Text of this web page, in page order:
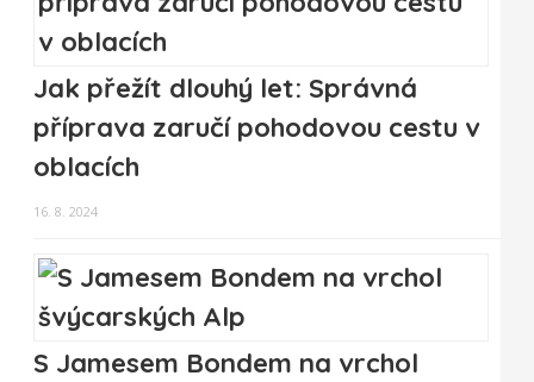
Jak přežít dlouhý let: Správná
příprava zaručí pohodovou cestu v
oblacích
16. 8. 2024
S Jamesem Bondem na vrchol